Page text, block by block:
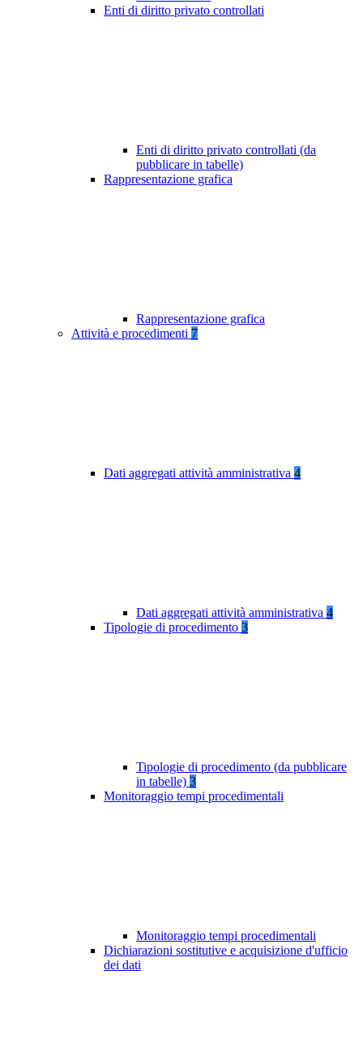
Enti di diritto privato controllati
Enti di diritto privato controllati (da
pubblicare in tabelle)
Rappresentazione grafica
Rappresentazione grafica
Attività e procedimenti 7
Dati aggregati attività amministrativa 4
Dati aggregati attività amministrativa 4
Tipologie di procedimento 3
Tipologie di procedimento (da pubblicare
in tabelle) 3
Monitoraggio tempi procedimentali
Monitoraggio tempi procedimentali
Dichiarazioni sostitutive e acquisizione d'ufficio
dei dati